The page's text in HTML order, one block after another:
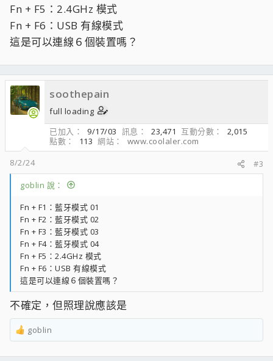
Fn + F5：2.4GHz 模式
Fn + F6：USB 有線模式
這是可以連線６個裝置嗎？
soothepain
full loading
已加入
9/17/03 訊息 23,471 互動分數
2,015
點數
113 網站
www.coolaler.com
8/2/24
#3
goblin 說：
Fn + F1：藍牙模式 01
Fn + F2：藍牙模式 02
Fn + F3：藍牙模式 03
Fn + F4：藍牙模式 04
Fn + F5：2.4GHz 模式
Fn + F6：USB 有線模式
這是可以連線６個裝置嗎？
不確定，但照理說應該是
R
goblin